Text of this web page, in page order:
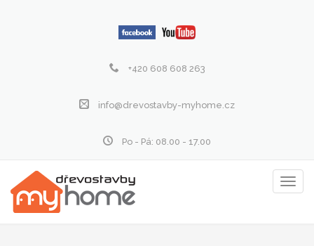
+420 608 608 263
info@drevostavby-myhome.cz
Po - Pá: 08.00 - 17.00
menu